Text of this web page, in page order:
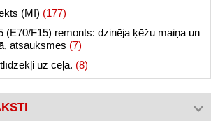
(MI) (177)
(E70/F15) remonts: dzinēja ķēžu maiņa un
atsauksmes (7)
uz ceļa. (8)